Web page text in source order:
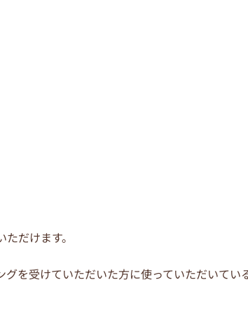
だけます。
を受けていただいた方に使っていただいてい